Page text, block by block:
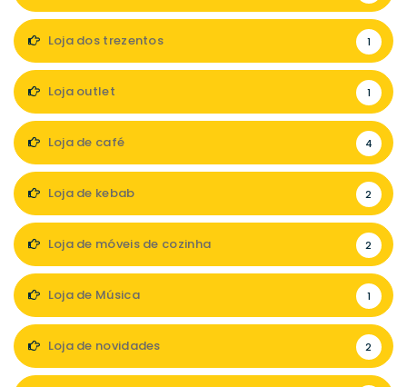
Loja dos trezentos 1
Loja outlet 1
Loja de café 4
Loja de kebab 2
Loja de móveis de cozinha 2
Loja de Música 1
Loja de novidades 2